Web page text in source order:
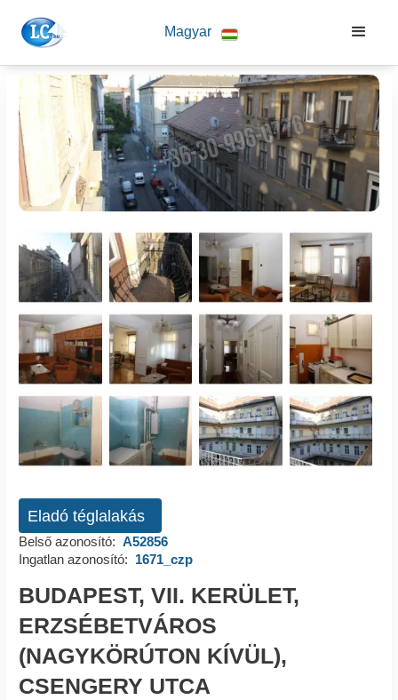
Magyar
Eladó téglalakás
Belső azonosító: A52856
Ingatlan azonosító: 1671_czp
BUDAPEST, VII. KERÜLET,
ERZSÉBETVÁROS
(NAGYKÖRÚTON KÍVÜL),
CSENGERY UTCA